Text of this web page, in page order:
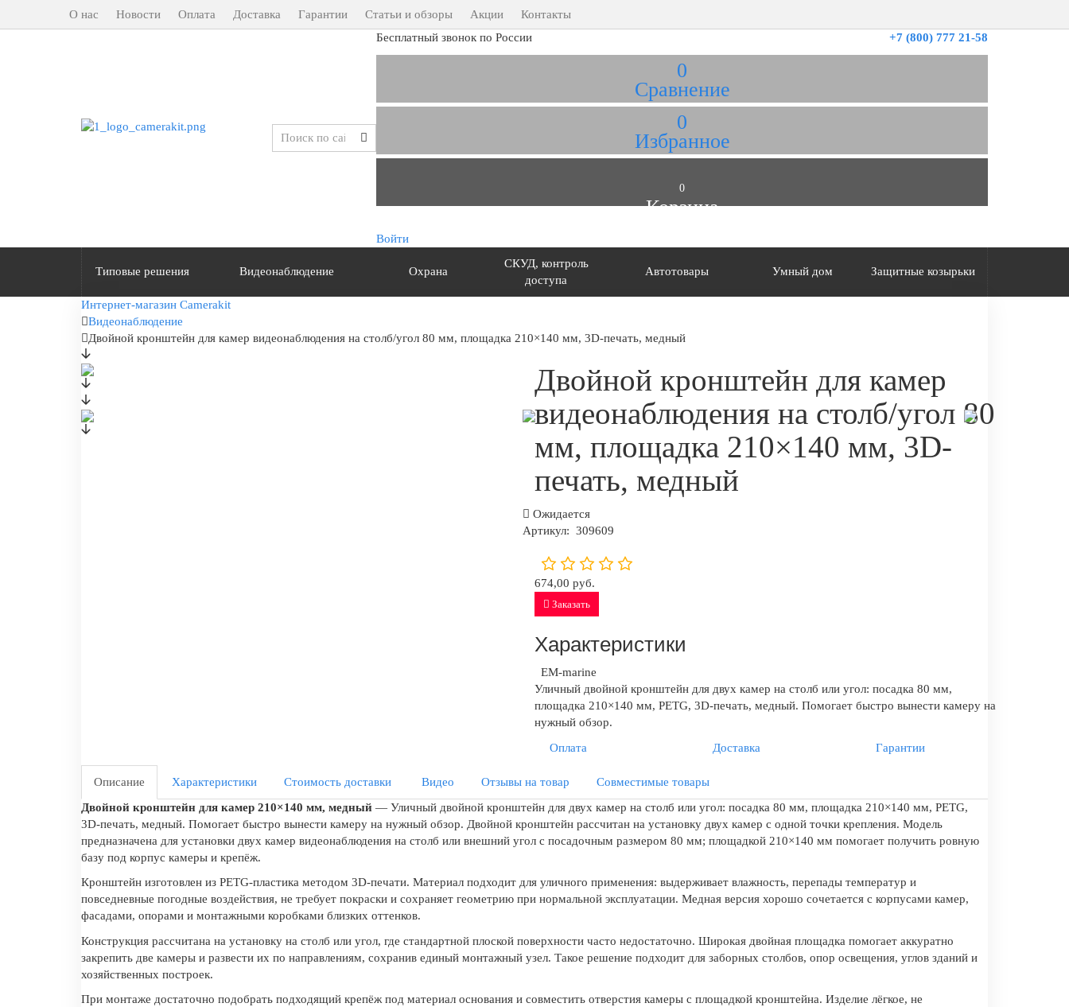
О нас Новости Оплата Доставка Гарантии Статьи и обзоры Акции
Контакты
+7 (800) 777 21-58
Бесплатный звонок по России
0
Сравнение
0
Избранное
0
Корзина
Войти
Типовые решения Видеонаблюдение Охрана
СКУД, контроль
доступа
Автотовары Умный дом Защитные козырьки
Интернет-магазин Camerakit
Видеонаблюдение
Двойной кронштейн для камер видеонаблюдения на столб/угол 80 мм, площадка 210×140 мм, 3D-печать, медный
Двойной кронштейн для камер
видеонаблюдения на столб/угол 80
мм, площадка 210×140 мм, 3D-
печать, медный
Ожидается
Артикул: 309609
674,00 руб.
Заказать
Характеристики
EM-marine
Уличный двойной кронштейн для двух камер на столб или угол: посадка 80 мм,
площадка 210×140 мм, PETG, 3D-печать, медный. Помогает быстро вынести камеру на
нужный обзор.
Оплата
Доставка Гарантии
Описание Характеристики Стоимость доставки Видео Отзывы на товар
Совместимые товары
Двойной кронштейн для камер 210×140 мм, медный — Уличный двойной кронштейн для двух камер на столб или угол: посадка 80 мм, площадка 210×140 мм, PETG,
3D-печать, медный. Помогает быстро вынести камеру на нужный обзор. Двойной кронштейн рассчитан на установку двух камер с одной точки крепления. Модель
предназначена для установки двух камер видеонаблюдения на столб или внешний угол с посадочным размером 80 мм; площадкой 210×140 мм помогает получить ровную
базу под корпус камеры и крепёж.
Кронштейн изготовлен из PETG-пластика методом 3D-печати. Материал подходит для уличного применения: выдерживает влажность, перепады температур и
повседневные погодные воздействия, не требует покраски и сохраняет геометрию при нормальной эксплуатации. Медная версия хорошо сочетается с корпусами камер,
фасадами, опорами и монтажными коробками близких оттенков.
Конструкция рассчитана на установку на столб или угол, где стандартной плоской поверхности часто недостаточно. Широкая двойная площадка помогает аккуратно
закрепить две камеры и развести их по направлениям, сохранив единый монтажный узел. Такое решение подходит для заборных столбов, опор освещения, углов зданий и
хозяйственных построек.
При монтаже достаточно подобрать подходящий крепёж под материал основания и совместить отверстия камеры с площадкой кронштейна. Изделие лёгкое, не